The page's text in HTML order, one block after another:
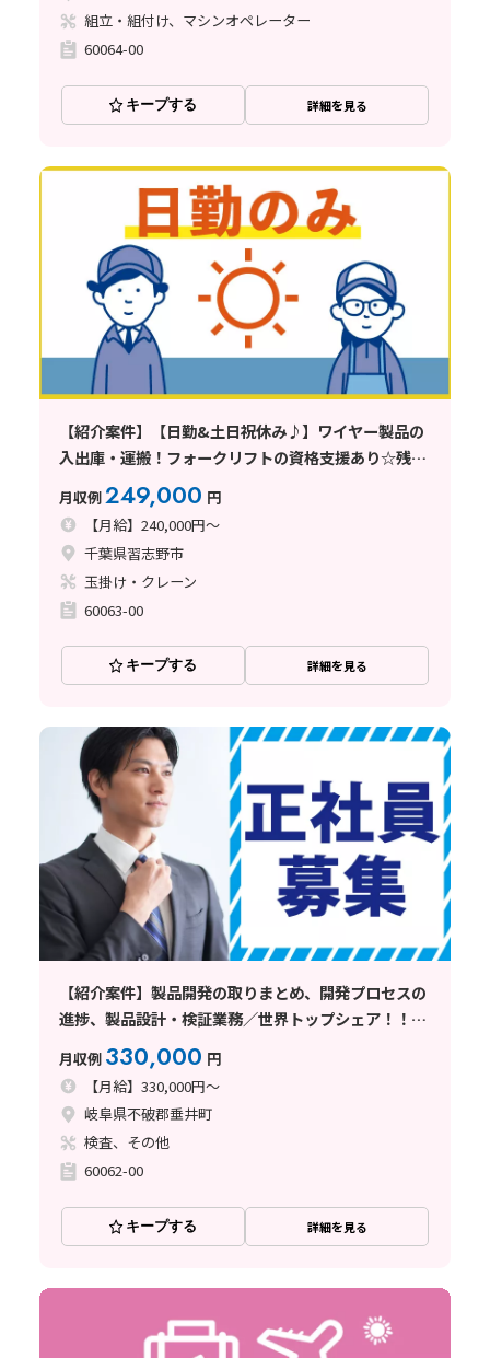
組立・組付け、マシンオペレーター
60064-00
キープする 詳細を見る
【紹介案件】【日勤&土日祝休み♪】ワイヤー製品の
入出庫・運搬！フォークリフトの資格支援あり☆残業
月収例249,000 円
【月給】240,000円～
千葉県習志野市
玉掛け・クレーン
60063-00
キープする 詳細を見る
【紹介案件】製品開発の取りまとめ、開発プロセスの
進捗、製品設計・検証業務／世界トップシェア！！岐
阜県大手メーカーであなたの経験生かしませんか??
月収例 330,000 円
【月給】330,000円～
岐阜県不破郡垂井町
検査、その他
60062-00
キープする 詳細を見る